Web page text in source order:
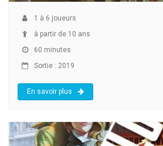
1 à 6 joueurs
à partir de 10 ans
60 minutes
Sortie : 2019
En savoir plus